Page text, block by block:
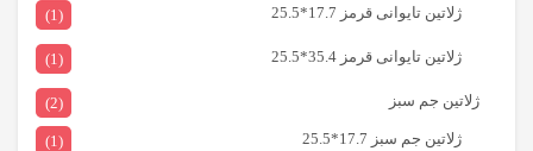
ژلاتین تایوانی قرمز 17.7*25.5
(1)
ژلاتین تایوانی قرمز 35.4*25.5 (1)
ژلاتین جم سبز
(2)
ژلاتین جم سبز 17.7*25.5
(1)